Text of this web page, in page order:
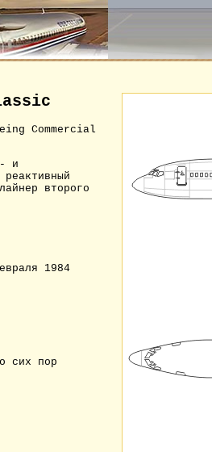
Commercial
и
реактивный
второго
1984
сих пор